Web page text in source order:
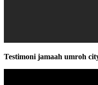
Testimoni jamaah umroh